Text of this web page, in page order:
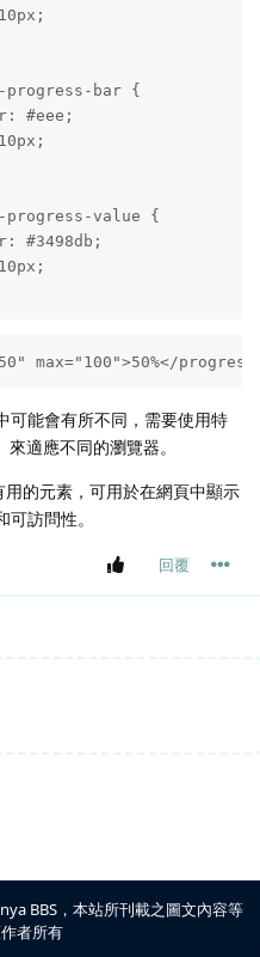
bar {
#eee;
value {
#3498db;
max="100">50%</
可能會有所不同，需要使用特
來適應不同的瀏覽器。
用的元素，可用於在網頁中顯示
訪問性。
回覆
BBS，本站所刊載之圖文內容等
者所有